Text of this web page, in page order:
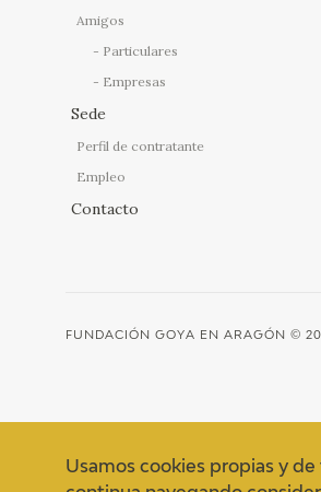
Amigos
Particulares
Empresas
Sede
Perfil de contratante
Empleo
Contacto
FUNDACIÓN GOYA EN ARAGÓN ©
Usamos cookies propias y